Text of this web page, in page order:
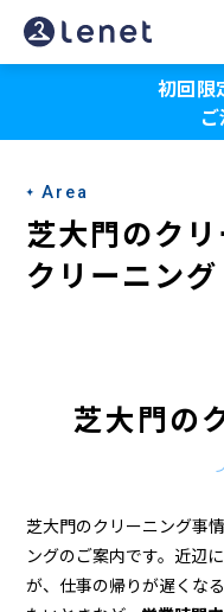
芝
大
の
ク
リ
ー
宅
配
初回限
Area
芝大門のク
クリーニング
芝大門の
芝大門のクリーニング事情
ングのご案内です。近辺
が、仕事の帰りが遅くな